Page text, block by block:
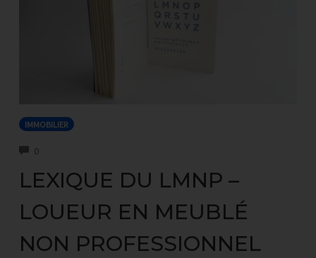
IMMOBILIER
0COMMENTS
LEXIQUE DU LMNP –
LOUEUR EN MEUBLÉ
NON PROFESSIONNEL